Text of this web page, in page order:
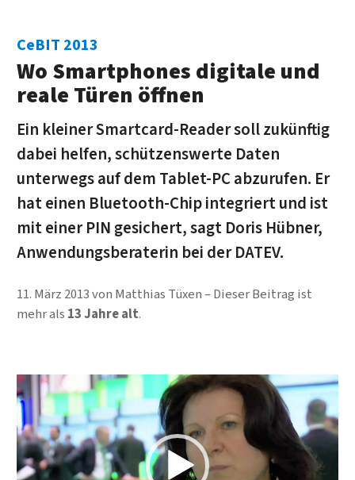
Video-Player
CeBIT 2013
Wo Smartphones digitale und
reale Türen öffnen
Ein kleiner Smartcard-Reader soll zukünftig
dabei helfen, schützenswerte Daten
unterwegs auf dem Tablet-PC abzurufen. Er
hat einen Bluetooth-Chip integriert und ist
mit einer PIN gesichert, sagt Doris Hübner,
Anwendungsberaterin bei der DATEV.
11. März 2013von Matthias Tüxen
Dieser Beitrag ist
mehr als 13 Jahre alt.